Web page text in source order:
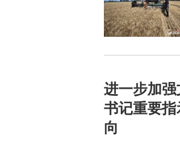
进一步加
书记重要
向